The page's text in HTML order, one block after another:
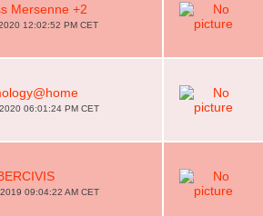
Mersenne +2
12:02:52 PM CET
06:01:24 PM CET
09:04:22 AM CET